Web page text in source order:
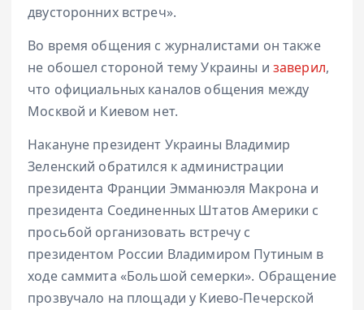
двусторонних встреч».
Во время общения с журналистами он также
не обошел стороной тему Украины и заверил,
что официальных каналов общения между
Москвой и Киевом нет.
Накануне президент Украины Владимир
Зеленский обратился к администрации
президента Франции Эмманюэля Макрона и
президента Соединенных Штатов Америки с
просьбой организовать встречу с
президентом России Владимиром Путиным в
ходе саммита «Большой семерки». Обращение
прозвучало на площади у Киево-Печерской